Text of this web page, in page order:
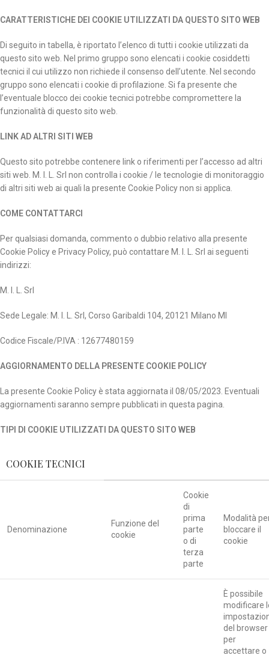
CARATTERISTICHE DEI COOKIE UTILIZZATI DA QUESTO SITO WEB
Di seguito in tabella, è riportato l’elenco di tutti i cookie utilizzati da
questo sito web. Nel primo gruppo sono elencati i cookie cosiddetti
tecnici il cui utilizzo non richiede il consenso dell’utente. Nel secondo
gruppo sono elencati i cookie di profilazione. Si fa presente che
l’eventuale blocco dei cookie tecnici potrebbe compromettere la
funzionalità di questo sito web.
LINK AD ALTRI SITI WEB
Questo sito potrebbe contenere link o riferimenti per l’accesso ad altri
siti web. M. I. L. Srl non controlla i cookie / le tecnologie di monitoraggio
di altri siti web ai quali la presente Cookie Policy non si applica.
COME CONTATTARCI
Per qualsiasi domanda, commento o dubbio relativo alla presente
Cookie Policy e Privacy Policy, può contattare M. I. L. Srl ai seguenti
indirizzi:
M. I. L. Srl
Sede Legale: M. I. L. Srl, Corso Garibaldi 104, 20121 Milano MI
Codice Fiscale/P.IVA : 12677480159
AGGIORNAMENTO DELLA PRESENTE COOKIE POLICY
La presente Cookie Policy è stata aggiornata il 08/05/2023. Eventuali
aggiornamenti saranno sempre pubblicati in questa pagina.
TIPI DI COOKIE UTILIZZATI DA QUESTO SITO WEB
COOKIE TECNICI
Denominazione
Funzione del
cookie
Cookie
di
prima
parte
o di
terza
parte
Modalità
bloccare il
cookie
È possibile
modificare
del browser
per
accettare o